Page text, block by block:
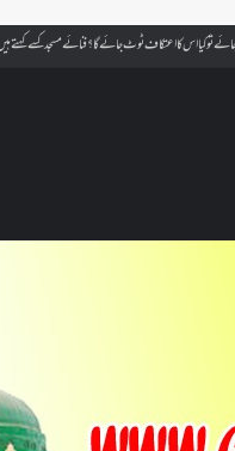
کیا اس کا اعتکاف ٹوٹ جائے گا؟فنائے مسجد کسے کہتے